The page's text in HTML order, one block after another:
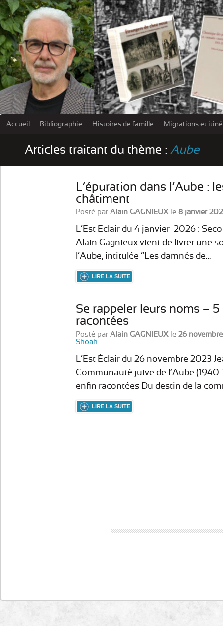
Accueil Bibliographie Histoires de famille Migrations et
Articles traitant du thème : Aube
L’épuration dans l’Aube :
châtiment
Posté par Alain GAGNIEUXle 8 janvier
L’Est Eclair du 4 janvier 2026 :
Alain Gagnieux vient de livrer une
l’Aube, intitulée “Les damnés de…
LIRE LA SUITE
Se rappeler leurs noms –
racontées
Posté par Alain GAGNIEUXle 26
Shoah
L’Est Éclair du 26 novembre 2023
Communauté juive de l’Aube
enfin racontées Du destin de la
LIRE LA SUITE